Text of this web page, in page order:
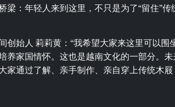
梁：年轻人来到这里，不只是为了“留住”
创始人 莉莉黄：“我希望大家来这里可以围
养家国情怀。这也是越南文化的一部分。未
家通过了解、亲手制作、亲自穿上传统木